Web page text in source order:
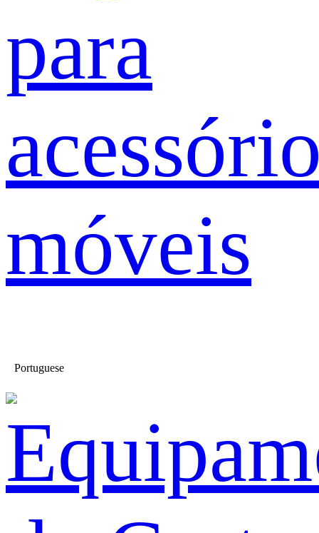
para
móveis
Portuguese